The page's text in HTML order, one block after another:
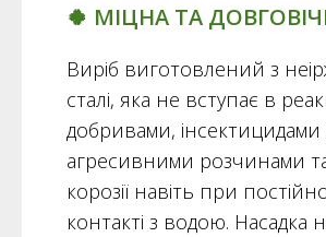
🍀 МІЦНА ТА
Виріб виготовлений з
сталі, яка не вступає в
добривами,
агресивними розчинами та
корозії навіть при
контакті з водою. Насадка